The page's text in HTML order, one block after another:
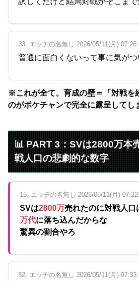
33. エッヂの名無し 2026/05/11(月)
普通に面白くないって事に気が
※これが全て。育成の壁＝「対戦を
のがポケチャンで完全に露呈し
📊 PART 3：SVは2800万本
戦人口の悲劇的な数字
15. エッヂの名無し 2026/05/11(月)
SVは2800万売れたのに対戦人口
万代に落ち込んだからな
驚異の割合やろ
52. エッヂの名無し 2026/05/11(月)